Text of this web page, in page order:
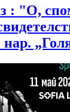
: "О,